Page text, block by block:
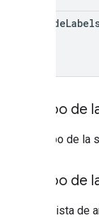
include
Cuerpo de
El cuerpo de
Cuerpo de
Es una lista de